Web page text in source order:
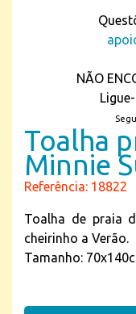
NÃO
Toalha
Minnie
Referência: 18822
Toalha de praia
cheirinho a Verão.
Tamanho: